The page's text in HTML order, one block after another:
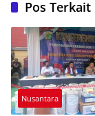
Pos Terkait
Nusantara